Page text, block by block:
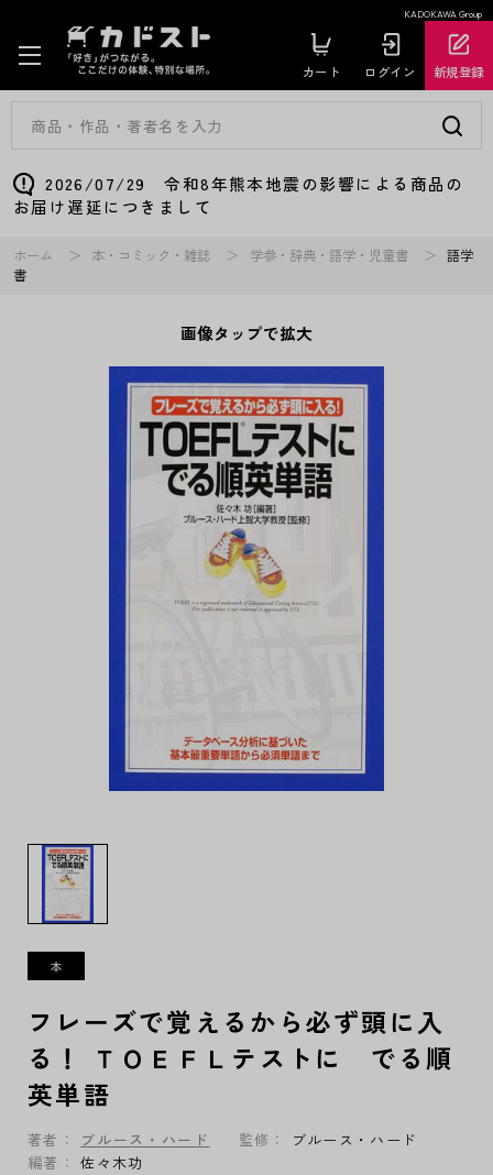
KADOKAWA Group
カート ログイン 新規登録
2026/07/29 令和8年熊本地震の影響による商品の
お届け遅延につきまして
ホーム 本・コミック・雑誌 学参・辞典・語学・児童書
語学
書
画像タップで拡大
フレーズで覚えるから必ず頭に入
る！ ＴＯＥＦＬテストに でる順
英単語
著者： ブルース・ハード 監修：
ブルース・ハード
編著： 佐々木功